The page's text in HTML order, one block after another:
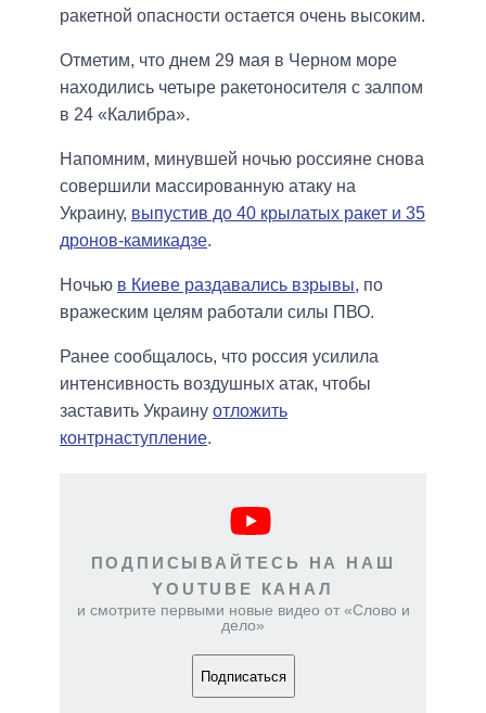
ракетной опасности остается очень высоким.
Отметим, что днем 29 мая в Черном море
находились четыре ракетоносителя с залпом
в 24 «Калибра».
Напомним, минувшей ночью россияне снова
совершили массированную атаку на
Украину, выпустив до 40 крылатых ракет и 35
дронов-камикадзе.
Ночью в Киеве раздавались взрывы, по
вражеским целям работали силы ПВО.
Ранее сообщалось, что россия усилила
интенсивность воздушных атак, чтобы
заставить Украину отложить
контрнаступление.
ПОДПИСЫВАЙТЕСЬ НА НАШ
YOUTUBE КАНАЛ
и смотрите первыми новые видео от «Слово и
дело»
Подписаться